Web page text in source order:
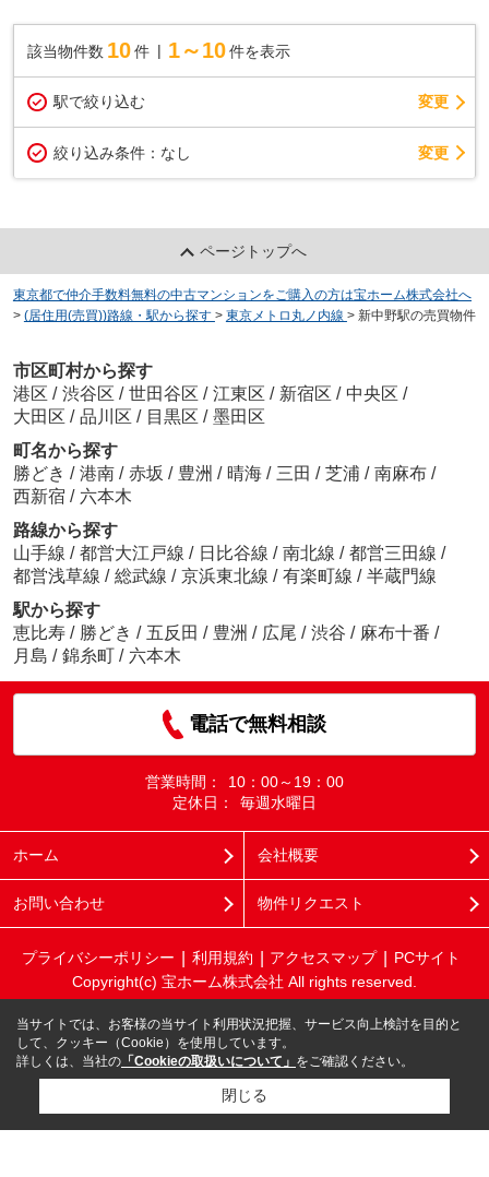
該当物件数 10件 1～10 件を表示
駅で絞り込む 変更
絞り込み条件： なし 変更
ページトップへ
東京都で仲介手数料無料の中古マンションをご購入の方は宝ホーム株式会社へ
> (居住用(売買))路線・駅から探す > 東京メトロ丸ノ内線 > 新中野駅の売買物件
市区町村から探す
港区 / 渋谷区 / 世田谷区 / 江東区 / 新宿区 / 中央区 /
大田区 / 品川区 / 目黒区 / 墨田区
町名から探す
勝どき / 港南 / 赤坂 / 豊洲 / 晴海 / 三田 / 芝浦 / 南麻布 /
西新宿 / 六本木
路線から探す
山手線 / 都営大江戸線 / 日比谷線 / 南北線 / 都営三田線 /
都営浅草線 / 総武線 / 京浜東北線 / 有楽町線 / 半蔵門線
駅から探す
恵比寿 / 勝どき / 五反田 / 豊洲 / 広尾 / 渋谷 / 麻布十番 /
月島 / 錦糸町 / 六本木
電話で無料相談
営業時間：
10：00～19：00
定休日：
毎週水曜日
ホーム 会社概要
お問い合わせ 物件リクエスト
プライバシーポリシー 利用規約 アクセスマップ
PCサイト
Copyright(c) 宝ホーム株式会社 All rights reserved.
当サイトでは、お客様の当サイト利用状況把握、サービス向上検討を目的と
して、クッキー（Cookie）を使用しています。
詳しくは、当社の 「Cookieの取扱いについて」 をご確認ください。
閉じる